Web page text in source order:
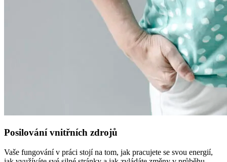
Posilování vnitřních zdrojů
Vaše fungování v práci stojí na tom, jak pracujete se svou energií,